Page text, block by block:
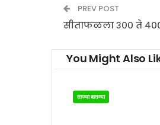
PREV POST
सीताफळला ३०० ते
You Might Also
ताज्या बातम्या